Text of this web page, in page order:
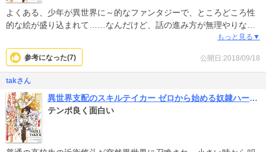
よくある、少年が異世界に～的なファンタジーで、ところどころ性
的な絵が盛り込まれて……なんだけど、話の進み方が無理やりな感
じがするかな……？オトナ向けの話には見えないけど、オトナ向け
な描写がちょいちょい入ってるし、万人受けではないかな。。
もっと見る▼
公開日:2018/09/18
参考になった(7)
takさん
異世界支配のスキルテイカー ゼロから始める奴隷ハーレム
テンポ良く面白い